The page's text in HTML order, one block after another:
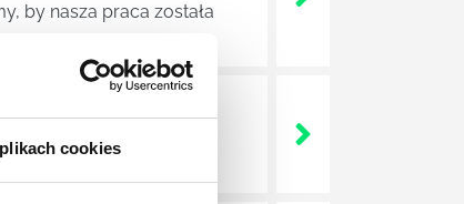
cookies
by nasza praca została
umysły, mechanizmów